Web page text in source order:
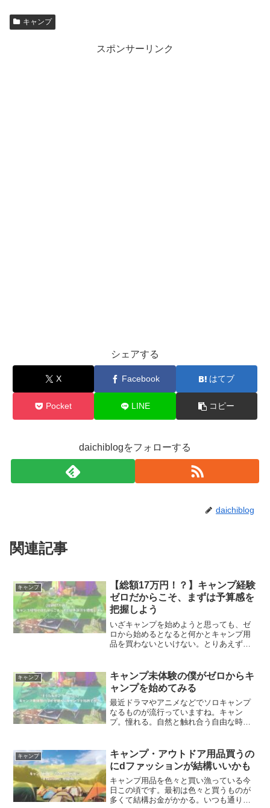
キャンプ
スポンサーリンク
シェアする
X Facebook はてブ
Pocket LINE コピー
daichiblogをフォローする
daichiblog
関連記事
キャンプ
【総額17万円！？】キャンプ経験
ゼロだからこそ、まずは予算感を
把握しよう
いざキャンプを始めようと思っても、ゼ
ロから始めるとなると何かとキャンプ用
品を買わないといけない。とりあえず嫁
まっているポイントも投入します。笑
50,000円は現金...
キャンプ
キャンプ未体験の僕がゼロからキ
ャンプを始めてみる
最近ドラマやアニメなどでソロキャンプ
なるものが流行っていますね。キャン
プ。憧れる。自然と触れ合う自由な時
年、家族や友人とバーベキューや川遊び
などアウトドアでの遊びはしま...
キャンプ
キャンプ・アウトドア用品買うの
にdファッションが結構いいかも
キャンプ用品を色々と買い漁っている今
日この頃です。最初は色々と買うものが
多くて結構お金がかかる。いつも通り